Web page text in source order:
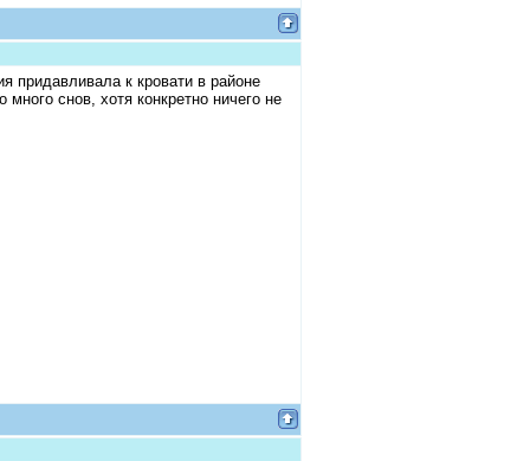
придавливала к кровати в районе
снов, хотя конкретно ничего не